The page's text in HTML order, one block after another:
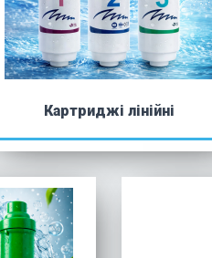
Картриджі лінійні